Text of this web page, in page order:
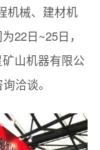
机械、建材机
22日~25日，
山机器有限公
洽谈。